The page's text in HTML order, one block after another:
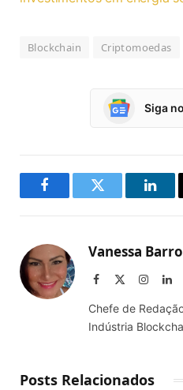
Blockchain Criptomoedas
Siga
FacebookTwitter
Vanessa
Facebook
Chefe de
Indústria
Posts Relacionados